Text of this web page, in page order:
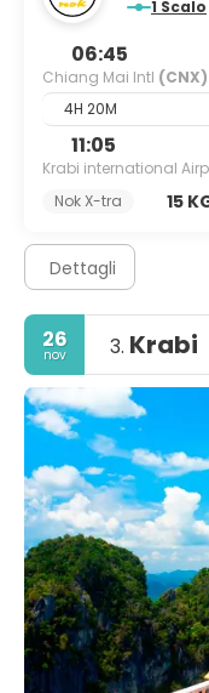
1 Scalo
06:45
Chiang Mai Intl (CNX)
4H 20M
11:05
Krabi international
Nok X-tra
15
Dettagli
26
nov 3. Krabi